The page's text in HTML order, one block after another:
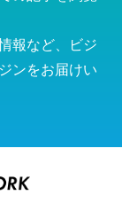
報など、ビジ
ンをお届けい